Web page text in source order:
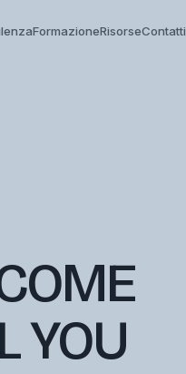
FormazioneRisorseContatti
YOU